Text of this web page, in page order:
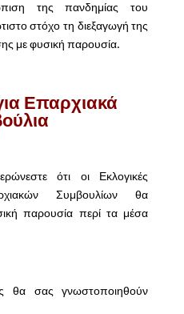
της πανδημίας του
στόχο τη διεξαγωγή της
με φυσική παρουσία.
Επαρχιακά
ότι οι Εκλογικές
Συμβουλίων θα
παρουσία περί τα μέσα
θα σας γνωστοποιηθούν